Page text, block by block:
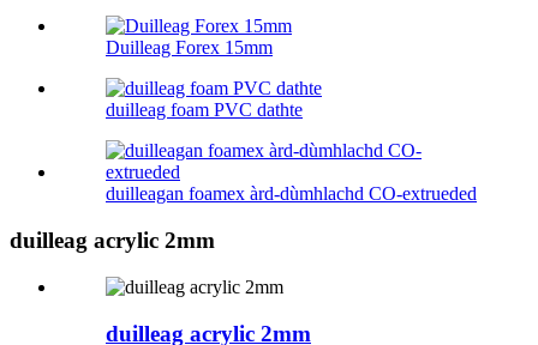
Duilleag Forex 15mm
duilleag foam PVC dathte
duilleagan foamex àrd-dùmhlachd CO-extrueded
duilleag acrylic 2mm
duilleag acrylic 2mm